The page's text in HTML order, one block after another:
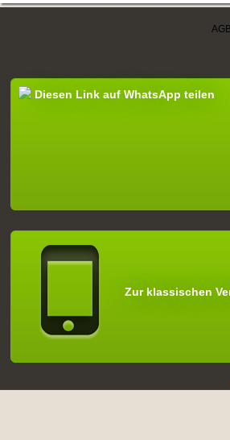
AGB
Diesen Link auf WhatsApp teilen
Zur klassischen